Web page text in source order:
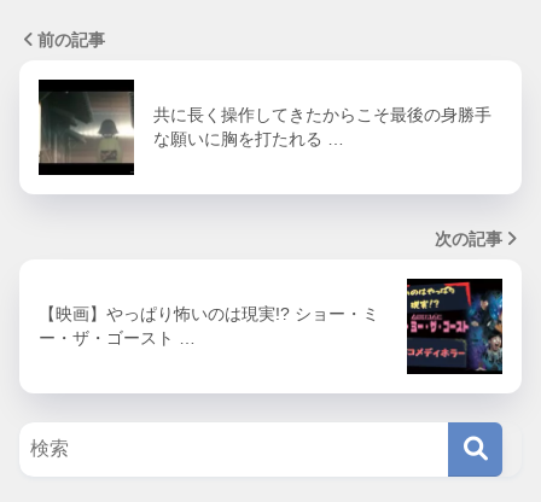
前の記事
共に長く操作してきたからこそ最後の身勝手
な願いに胸を打たれる …
次の記事
【映画】やっぱり怖いのは現実!? ショー・ミ
ー・ザ・ゴースト …